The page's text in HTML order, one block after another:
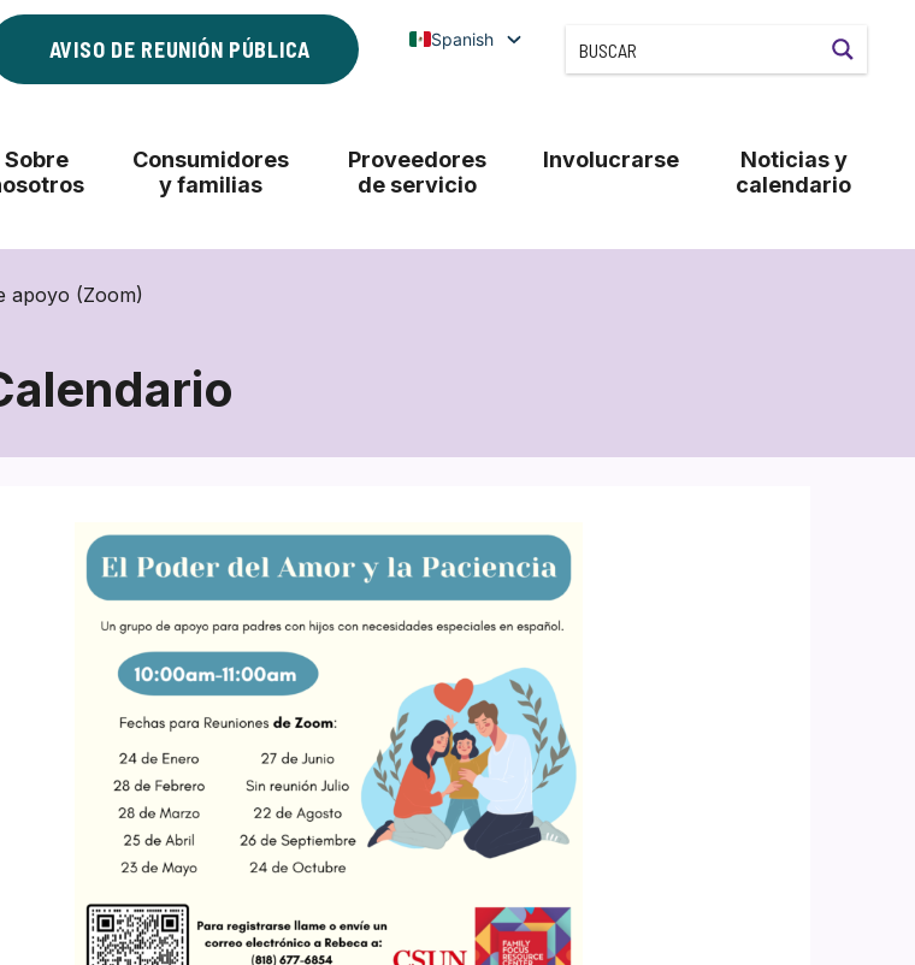
AVISO DE REUNIÓN PÚBLICA Spanish
Sobre
Consumidores
y familias
Proveedores
de servicio
Involucrarse
Noticias y
calendario
apoyo (Zoom)